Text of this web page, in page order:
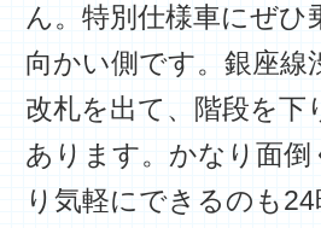
ん。特別仕様車にぜ
向かい側です。銀座
改札を出て、階段を
あります。かなり面
り気軽にできるのも